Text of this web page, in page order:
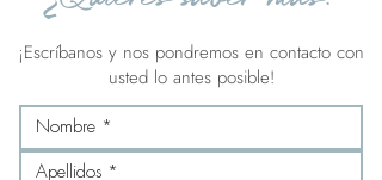
¡Escríbanos y nos pondremos en contacto con
usted lo antes posible!